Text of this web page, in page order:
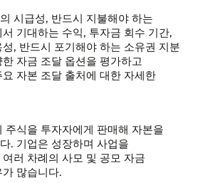
시급성, 반드시 지불해야 하는
기대하는 수익, 투자금 회수 기간,
, 반드시 포기해야 하는 소유권 지분
자금 조달 옵션을 평가하고
자본 조달 출처에 대한 자세한
주식을 투자자에게 판매해 자본을
. 기업은 성장하며 사업을
러 차례의 사모 및 공모 자금
많습니다.